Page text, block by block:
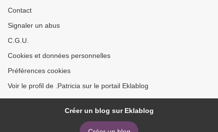
Contact
Signaler un abus
C.G.U.
Cookies et données personnelles
Préférences cookies
Voir le profil de .Patricia sur le portail Eklablog
Créer un blog sur Eklablog